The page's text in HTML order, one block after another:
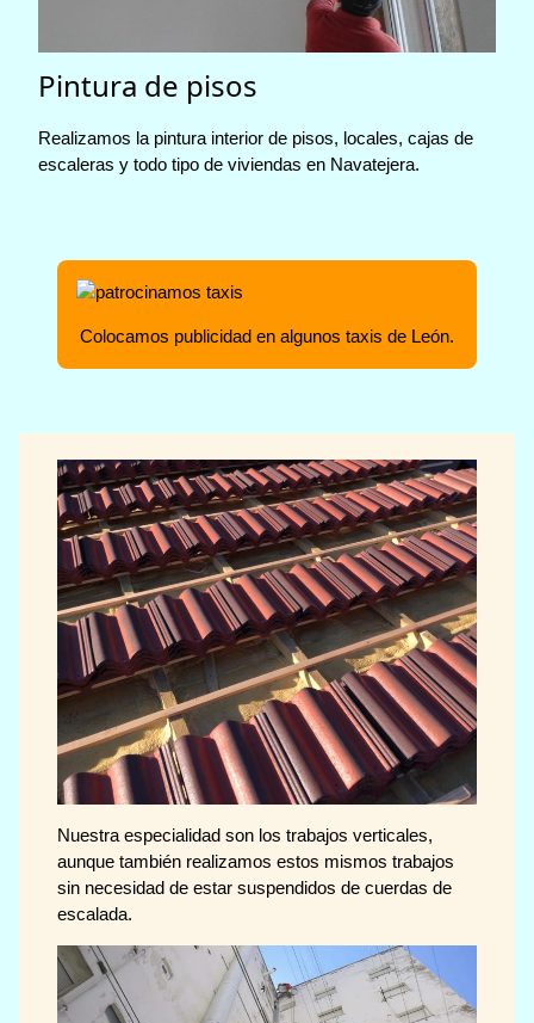
Pintura de pisos
Realizamos la pintura interior de pisos, locales, cajas de
escaleras y todo tipo de viviendas en Navatejera.
Colocamos publicidad en algunos taxis de León.
Nuestra especialidad son los trabajos verticales,
aunque también realizamos estos mismos trabajos
sin necesidad de estar suspendidos de cuerdas de
escalada.